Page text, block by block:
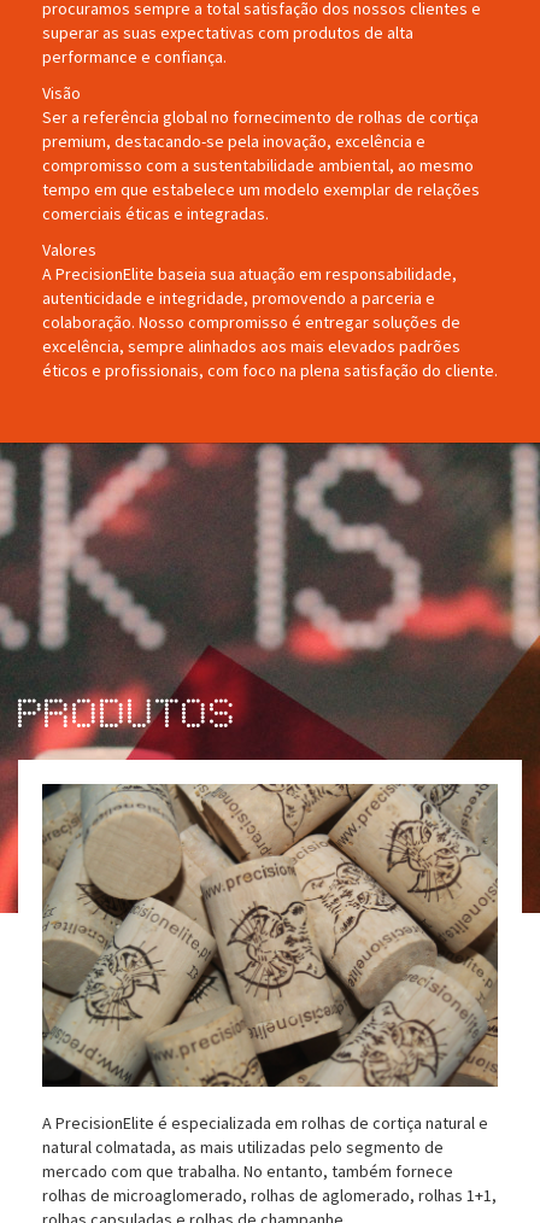
procuramos sempre a total satisfação dos nossos clientes e
superar as suas expectativas com produtos de alta
performance e confiança.
Visão
Ser a referência global no fornecimento de rolhas de cortiça
premium, destacando-se pela inovação, excelência e
compromisso com a sustentabilidade ambiental, ao mesmo
tempo em que estabelece um modelo exemplar de relações
comerciais éticas e integradas.
Valores
A PrecisionElite baseia sua atuação em responsabilidade,
autenticidade e integridade, promovendo a parceria e
colaboração. Nosso compromisso é entregar soluções de
excelência, sempre alinhados aos mais elevados padrões
éticos e profissionais, com foco na plena satisfação do cliente.
Produtos
A PrecisionElite é especializada em rolhas de cortiça natural e
natural colmatada, as mais utilizadas pelo segmento de
mercado com que trabalha. No entanto, também fornece
rolhas de microaglomerado, rolhas de aglomerado, rolhas 1+1,